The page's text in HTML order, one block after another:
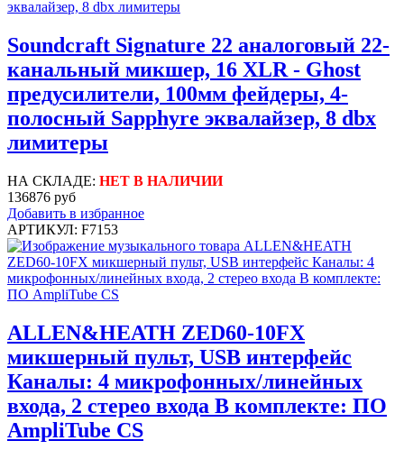
Soundcraft Signature 22 аналоговый 22-
канальный микшер, 16 XLR - Ghost
предусилители, 100мм фейдеры, 4-
полосный Sapphyre эквалайзер, 8 dbx
лимитеры
НА СКЛАДЕ: НЕТ В НАЛИЧИИ
136876 руб
Добавить в избранное
АРТИКУЛ: F7153
ALLEN&HEATH ZED60-10FX
микшерный пульт, USB интерфейс
Каналы: 4 микрофонных/линейных
входа, 2 стерео входа В комплекте: ПО
AmpliTube CS